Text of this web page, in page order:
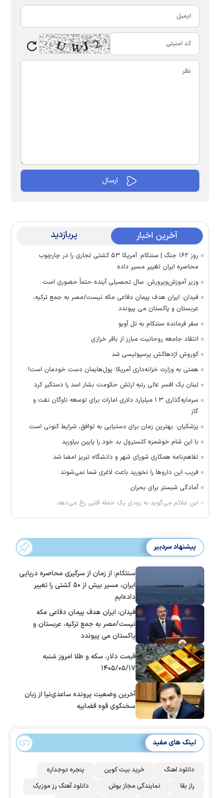
آخرین اخبار پربازدید
روز ۱۶۲ جنگ | سنتکام: آمریکا ۵۳ کشتی تجاری را در چارچوب
محاصره ایران تغییر مسیر داده
وزیر آموزش‌وپرورش: سال تحصیلی آینده حتماً حضوری است
فیدان: ایران هدف پیمان دفاعی مکه نیست/مصر به جمع ترکیه،
عربستان و پاکستان می پیوندد
سفر فرمانده سنتکام به تل آویو
انتقاد جامعه روحانیت مبارز از باقر خرازی
کوروش اژدهاکش پرسپولیسی شد
همتی به وزارت خزانه‌داری آمریکا: پول‌هایمان دست خودمان است!
لبنان یک افسر عالی رتبه ارتش حکومت بشار اسد را دستگیر کرد
سرمایه‌گذاری ۱.۳ میلیارد دلاری امارات برای توسعه ناوگان نفت و
گاز
پزشکیان: بهترین زمان برای دستیابی به توافق، شرایط کنونی است
با این شام خوشمزه کلسترول بد خود را پایین بیاورید
تفاهم‌نامه همکاری شورای شهر و دانشگاه تبریز امضا شد
فریب این دارو‌ها را نخورید باعث لاغری شما نمی‌شوند
آمادگی شبستر برای بحران
این علائم می‌گوید به زودی یک حمله قلبی رخ می‌دهد
پیشنهاد سردبیر
سنتکام: از زمان از سرگیری محاصره دریایی
ایران، مسیر بیش از ۵۰ کشتی را تغییر
داده‌ایم
فیدان: ایران هدف پیمان دفاعی مکه
نیست/مصر به جمع ترکیه، عربستان و
پاکستان می پیوندد
قیمت دلار، سکه و طلا امروز شنبه
۱۴۰۵/۰۵/۱۷
آخرین وضعیت پرونده ساعدی‌نیا از زبان
سخنگوی قوه قضاییه
لینک های مفید
دانلود اهنگ خرید بیت کوین
پنجره دوجداره
راز بقا
نمایندگی مجاز بوش
دانلود آهنگ رز‌ موزیک